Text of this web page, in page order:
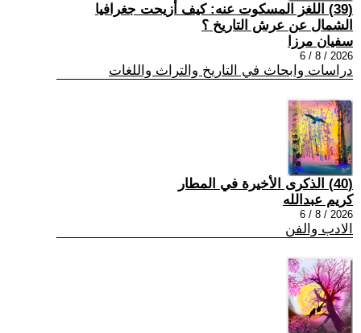
(39) اللغز المسكوت عنه: كيف أُزيحت جغرافيا
الشمال عن عرش التاريخ ؟
سفيان مرزا
2026 / 8 / 6
دراسات وابحاث في التاريخ والتراث واللغات
(40) الذكرى الأخيرة في المطار
كريم عبدالله
2026 / 8 / 6
الادب والفن